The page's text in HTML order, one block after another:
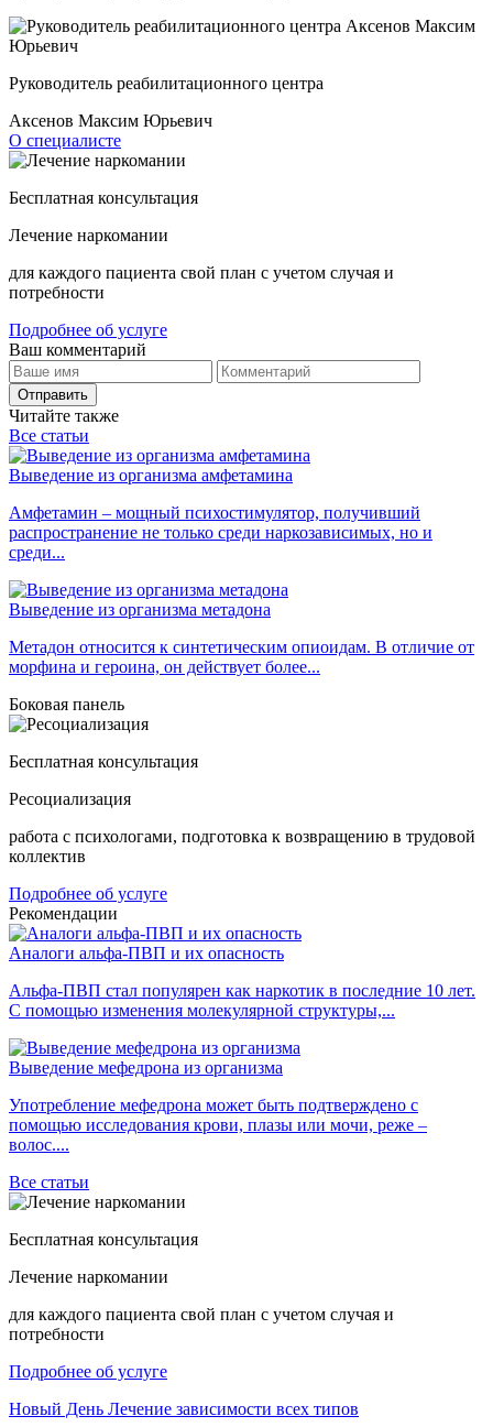
Руководитель реабилитационного центра
Аксенов Максим Юрьевич
О специалисте
Бесплатная консультация
Лечение наркомании
для каждого пациента свой план с учетом случая и
потребности
Подробнее об услуге
Ваш комментарий
Отправить
Читайте также
Все статьи
Выведение из организма амфетамина
Амфетамин – мощный психостимулятор, получивший
распространение не только среди наркозависимых, но и
среди...
Выведение из организма метадона
Метадон относится к синтетическим опиоидам. В отличие от
морфина и героина, он действует более...
Боковая панель
Бесплатная консультация
Ресоциализация
работа с психологами, подготовка к возвращению в трудовой
коллектив
Подробнее об услуге
Рекомендации
Аналоги альфа-ПВП и их опасность
Альфа-ПВП стал популярен как наркотик в последние 10 лет.
С помощью изменения молекулярной структуры,...
Выведение мефедрона из организма
Употребление мефедрона может быть подтверждено с
помощью исследования крови, плазы или мочи, реже –
волос....
Все статьи
Бесплатная консультация
Лечение наркомании
для каждого пациента свой план с учетом случая и
потребности
Подробнее об услуге
Новый День Лечение зависимости всех типов